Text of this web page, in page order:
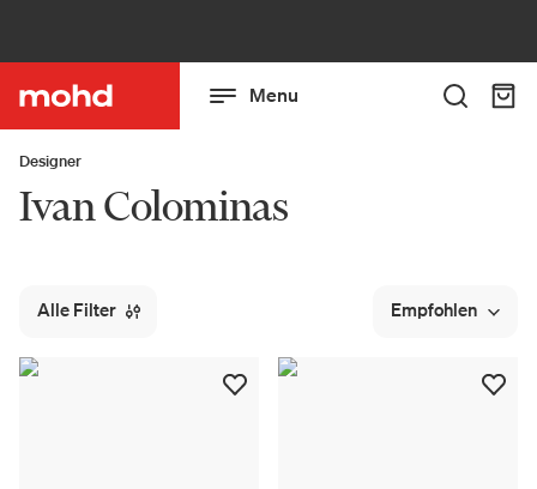
Menu
Designer
Ivan Colominas
Alle Filter Empfohlen